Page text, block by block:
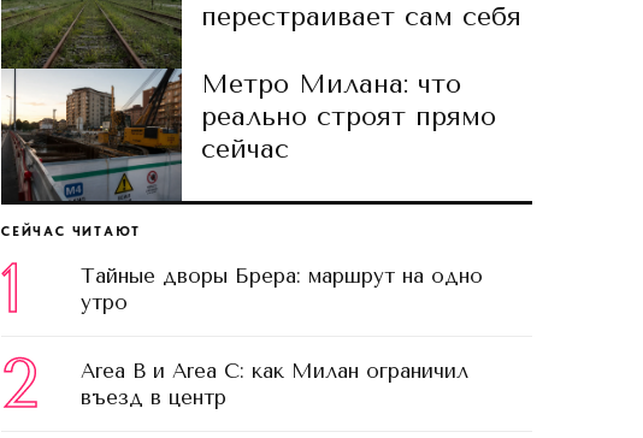
перестраивает сам себя
Метро Милана: что
реально строят прямо
сейчас
СЕЙЧАС ЧИТАЮТ
1
Тайные дворы Брера: маршрут на одно
утро
2
Area B и Area C: как Милан ограничил
въезд в центр